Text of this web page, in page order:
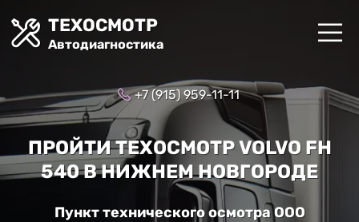
ТЕХОСМОТР
Автодиагностика
+7 (915) 959-11-11
ПРОЙТИ ТЕХОСМОТР VOLVO FH
540 В НИЖНЕМ НОВГОРОДЕ
Пункт технического осмотра ООО